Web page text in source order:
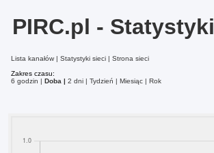
PIRC.pl - Statystyki
Lista kanałów Statystyki sieci
Strona sieci
Zakres czasu:
6 godzin
Doba 2 dni Tydzień Miesiąc Rok